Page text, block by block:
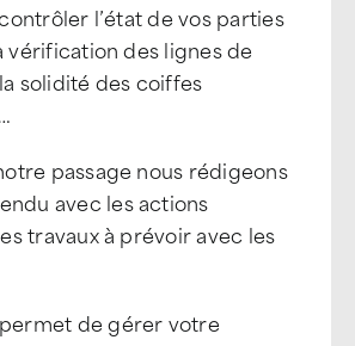
l’état de vos parties
vérification des lignes de
solidité des coiffes
passage nous rédigeons
avec les actions
travaux à prévoir avec les
de gérer votre